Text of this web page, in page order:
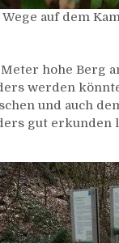
auf dem
hohe Berg
werden
und auch
gut erkunden